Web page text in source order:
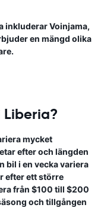
inkluderar Voinjama,
en mängd olika
mycket
efter och längden
bil i en vecka variera
efter ett större
från $100 till $200
och tillgången